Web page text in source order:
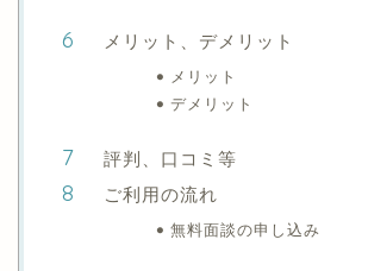
メリット、デメリット
メリット
デメリット
評判、口コミ等
ご利用の流れ
無料面談の申し込み